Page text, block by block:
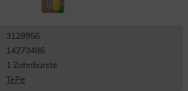
3128956
14273486
1 Zahnbürste
TePe